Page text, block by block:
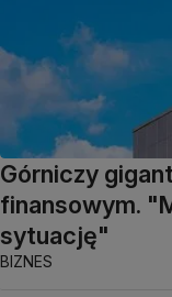
Górniczy
finansowym.
sytuację"
BIZNES